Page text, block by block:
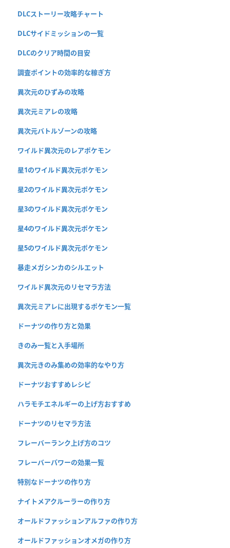
DLCストーリー攻略チャート
DLCサイドミッションの一覧
DLCのクリア時間の目安
調査ポイントの効率的な稼ぎ方
異次元のひずみの攻略
異次元ミアレの攻略
異次元バトルゾーンの攻略
ワイルド異次元のレアポケモン
星1のワイルド異次元ポケモン
星2のワイルド異次元ポケモン
星3のワイルド異次元ポケモン
星4のワイルド異次元ポケモン
星5のワイルド異次元ポケモン
暴走メガシンカのシルエット
ワイルド異次元のリセマラ方法
異次元ミアレに出現するポケモン一覧
ドーナツの作り方と効果
きのみ一覧と入手場所
異次元きのみ集めの効率的なやり方
ドーナツおすすめレシピ
ハラモチエネルギーの上げ方おすすめ
ドーナツのリセマラ方法
フレーバーランク上げ方のコツ
フレーバーパワーの効果一覧
特別なドーナツの作り方
ナイトメアクルーラーの作り方
オールドファッションアルファの作り方
オールドファッションオメガの作り方